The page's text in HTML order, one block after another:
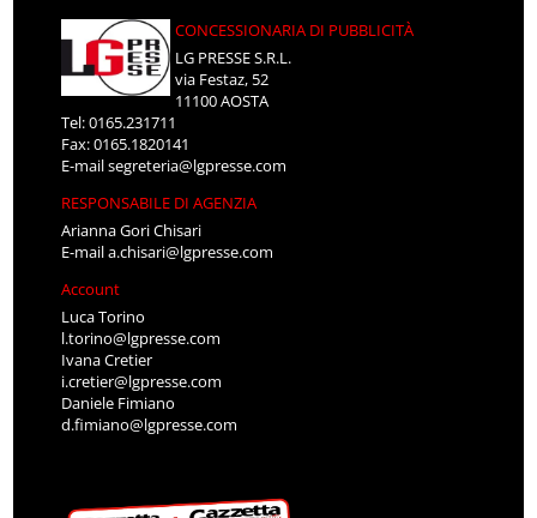
CONCESSIONARIA DI PUBBLICITÀ
LG PRESSE S.R.L.
via Festaz, 52
11100 AOSTA
Tel: 0165.231711
Fax: 0165.1820141
E-mailsegreteria@lgpresse.com
RESPONSABILE DI AGENZIA
Arianna Gori Chisari
E-maila.chisari@lgpresse.com
Account
Luca Torino
l.torino@lgpresse.com
Ivana Cretier
i.cretier@lgpresse.com
Daniele Fimiano
d.fimiano@lgpresse.com